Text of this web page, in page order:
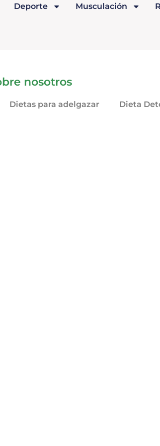
Deporte Musculación
nosotros
Dietas para adelgazar Dieta